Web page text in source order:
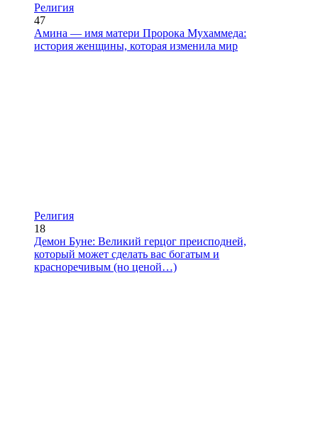
Религия
47
Амина — имя матери Пророка Мухаммеда:
история женщины, которая изменила мир
Религия
18
Демон Буне: Великий герцог преисподней,
который может сделать вас богатым и
красноречивым (но ценой…)